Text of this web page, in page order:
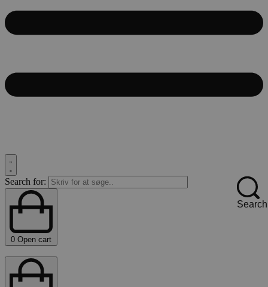
Search for:
Search
0 Open cart